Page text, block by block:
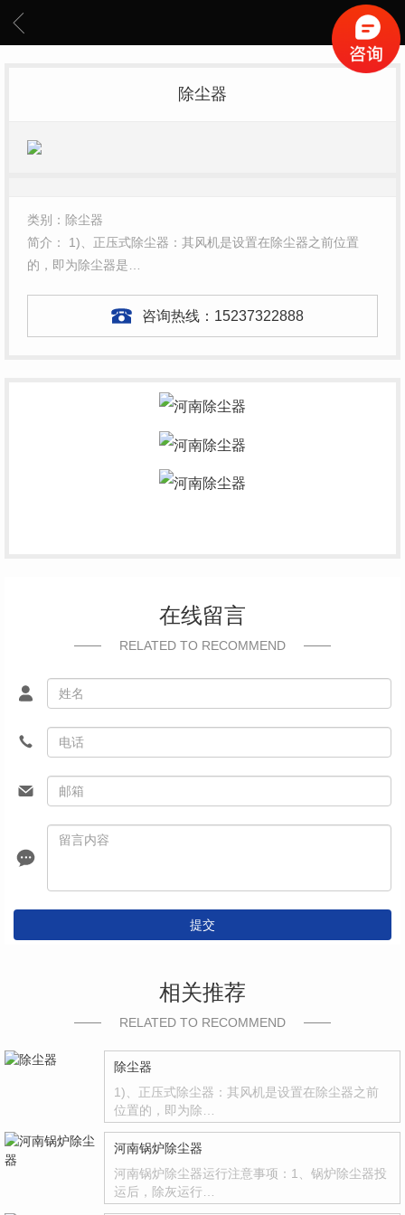
除尘器
类别：除尘器
简介： 1)、正压式除尘器：其风机是设置在除尘器之前位置
的，即为除尘器是…
咨询热线： 15237322888
在线留言
RELATED TO RECOMMEND
提交
相关推荐
RELATED TO RECOMMEND
除尘器
1)、正压式除尘器：其风机是设置在除尘器之前
位置的，即为除…
河南锅炉除尘器
河南锅炉除尘器运行注意事项：1、锅炉除尘器投
运后，除灰运行…